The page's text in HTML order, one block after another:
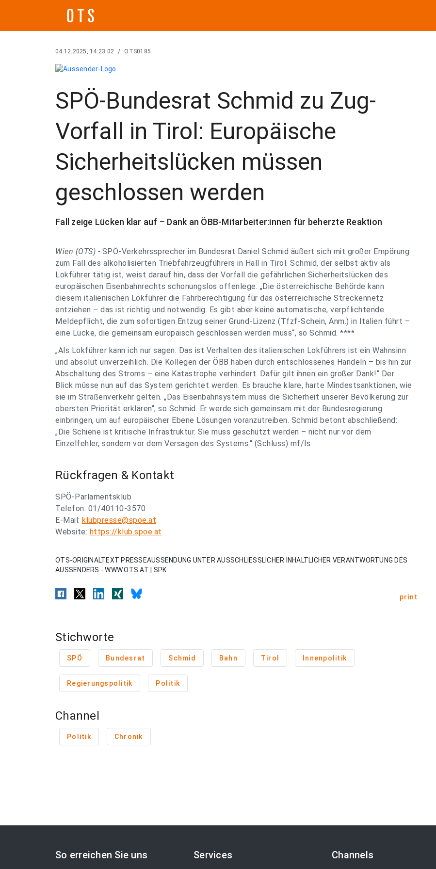
04.12.2025, 14:23:02 / OTS0185
SPÖ-Bundesrat Schmid zu Zug-
Vorfall in Tirol: Europäische
Sicherheitslücken müssen
geschlossen werden
Fall zeige Lücken klar auf – Dank an ÖBB-Mitarbeiter:innen für beherzte Reaktion
Wien (OTS) - SPÖ-Verkehrssprecher im Bundesrat Daniel Schmid äußert sich mit großer Empörung
zum Fall des alkoholisierten Triebfahrzeugführers in Hall in Tirol. Schmid, der selbst aktiv als
Lokführer tätig ist, weist darauf hin, dass der Vorfall die gefährlichen Sicherheitslücken des
europäischen Eisenbahnrechts schonungslos offenlege. „Die österreichische Behörde kann
diesem italienischen Lokführer die Fahrberechtigung für das österreichische Streckennetz
entziehen – das ist richtig und notwendig. Es gibt aber keine automatische, verpflichtende
Meldepflicht, die zum sofortigen Entzug seiner Grund-Lizenz (Tfzf-Schein, Anm.) in Italien führt –
eine Lücke, die gemeinsam europäisch geschlossen werden muss“, so Schmid. ****
„Als Lokführer kann ich nur sagen: Das ist Verhalten des italienischen Lokführers ist ein Wahnsinn
und absolut unverzeihlich. Die Kollegen der ÖBB haben durch entschlossenes Handeln – bis hin zur
Abschaltung des Stroms – eine Katastrophe verhindert. Dafür gilt ihnen ein großer Dank!“ Der
Blick müsse nun auf das System gerichtet werden. Es brauche klare, harte Mindestsanktionen, wie
sie im Straßenverkehr gelten. „Das Eisenbahnsystem muss die Sicherheit unserer Bevölkerung zur
obersten Priorität erklären“, so Schmid. Er werde sich gemeinsam mit der Bundesregierung
einbringen, um auf europäischer Ebene Lösungen voranzutreiben. Schmid betont abschließend:
„Die Schiene ist kritische Infrastruktur. Sie muss geschützt werden – nicht nur vor dem
Einzelfehler, sondern vor dem Versagen des Systems.“ (Schluss) mf/ls
Rückfragen & Kontakt
SPÖ-Parlamentsklub
Telefon: 01/40110-3570
E-Mail: klubpresse@spoe.at
Website: https://klub.spoe.at
OTS-ORIGINALTEXT PRESSEAUSSENDUNG UNTER AUSSCHLIESSLICHER INHALTLICHER VERANTWORTUNG DES
AUSSENDERS - WWW.OTS.AT | SPK
print
Stichworte
SPÖ Bundesrat Schmid Bahn Tirol Innenpolitik
Regierungspolitik Politik
Channel
Politik Chronik
So erreichen Sie uns Services Channels